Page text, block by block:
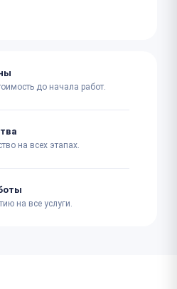
до начала работ.
на всех этапах.
на все услуги.